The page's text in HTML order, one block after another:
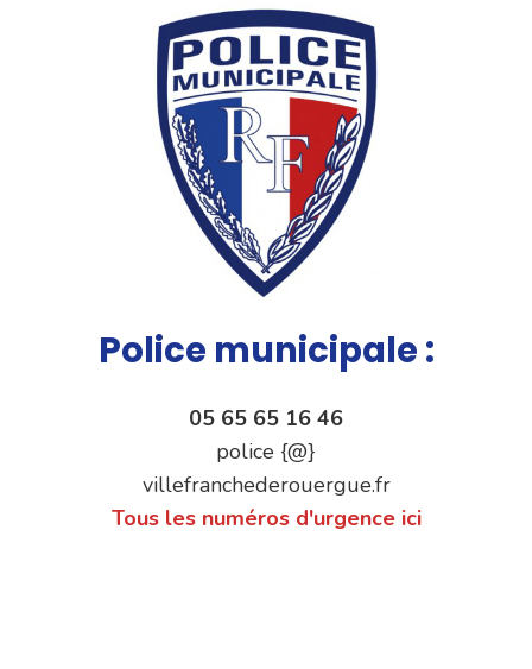
Police municipale :
05 65 65 16 46
police {@}
villefranchederouergue.fr
Tous les numéros d'urgence ici